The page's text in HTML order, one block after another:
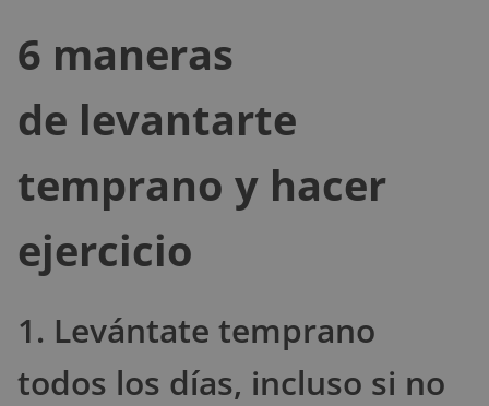
6 maneras
de levantarte
temprano y hacer
ejercicio
1. Levántate temprano
todos los días, incluso si no